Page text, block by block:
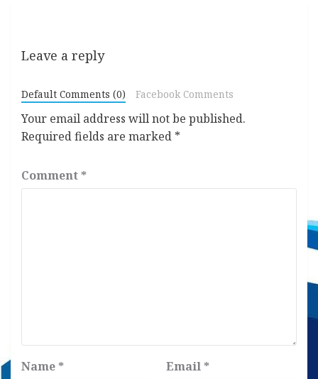
Leave a reply
Default Comments (0) Facebook Comments
Your email address will not be published.
Required fields are marked *
Comment *
Name * Email *